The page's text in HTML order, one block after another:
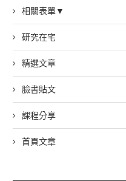
相關表單▼
研究在宅
精選文章
臉書貼文
課程分享
首頁文章